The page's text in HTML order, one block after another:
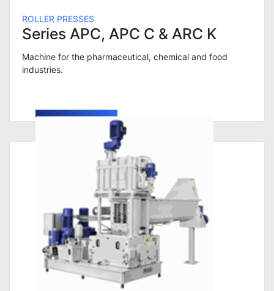
ROLLER PRESSES
Series APC, APC C & ARC K
Machine for the pharmaceutical, chemical and food
industries.